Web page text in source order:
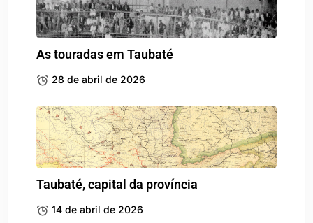
As touradas em Taubaté
28 de abril de 2026
Taubaté, capital da província
14 de abril de 2026